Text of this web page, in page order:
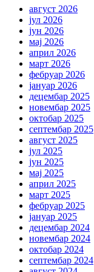
август 2026
јул 2026
јун 2026
мај 2026
април 2026
март 2026
фебруар 2026
јануар 2026
децембар 2025
новембар 2025
октобар 2025
септембар 2025
август 2025
јул 2025
јун 2025
мај 2025
април 2025
март 2025
фебруар 2025
јануар 2025
децембар 2024
новембар 2024
октобар 2024
септембар 2024